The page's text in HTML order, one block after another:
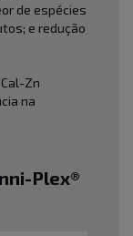
de espécies
e redução
Zn
na
Plex®